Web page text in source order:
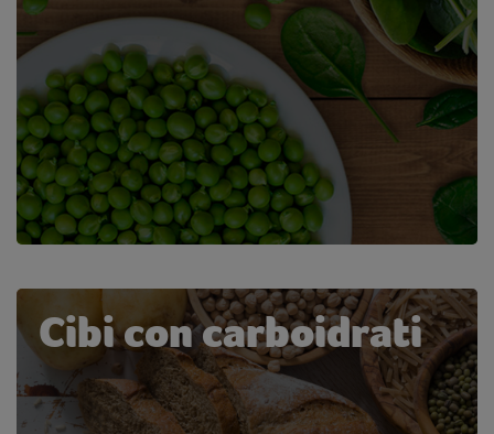
Cibi con carboidrati